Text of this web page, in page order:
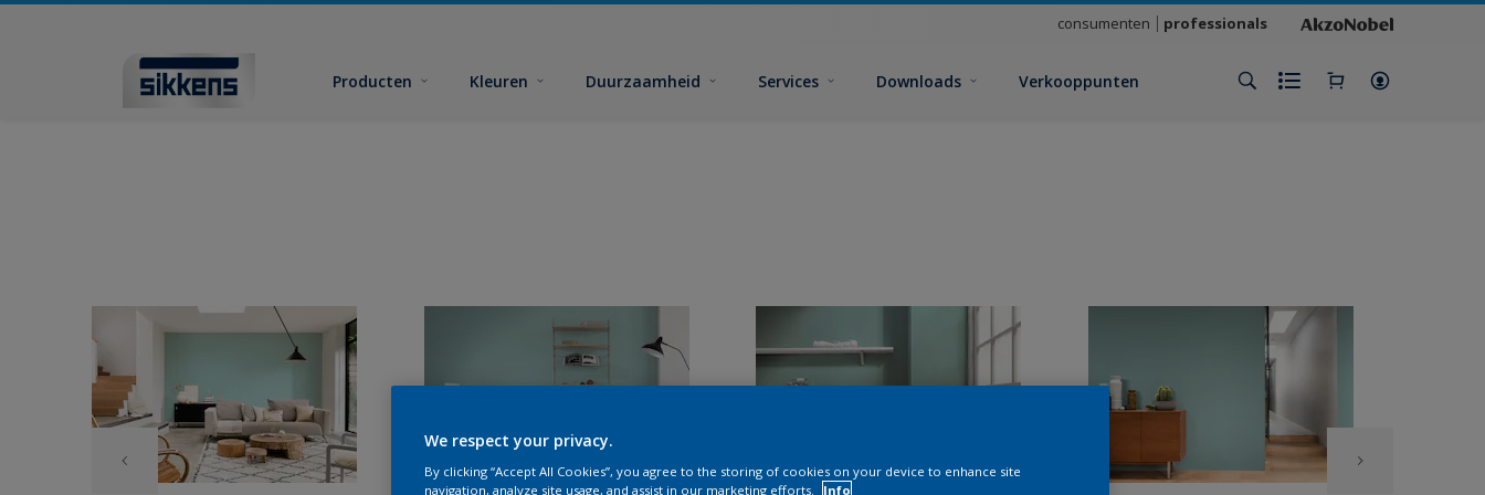
consumenten professionals
Producten Kleuren Duurzaamheid Services Downloads Verkooppunten
We respect your privacy.
By clicking “Accept All Cookies”, you agree to the storing of cookies on your device to enhance site
navigation, analyze site usage, and assist in our marketing efforts.
Info